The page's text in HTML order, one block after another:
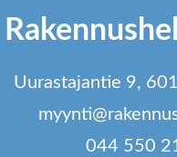
Uurastajantie 9,
044 550